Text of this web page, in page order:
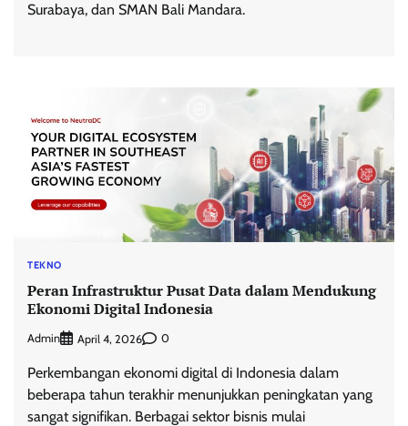
Surabaya, dan SMAN Bali Mandara.
TEKNO
Peran Infrastruktur Pusat Data dalam Mendukung
Ekonomi Digital Indonesia
Admin April 4, 2026 0
Perkembangan ekonomi digital di Indonesia dalam
beberapa tahun terakhir menunjukkan peningkatan yang
sangat signifikan. Berbagai sektor bisnis mulai